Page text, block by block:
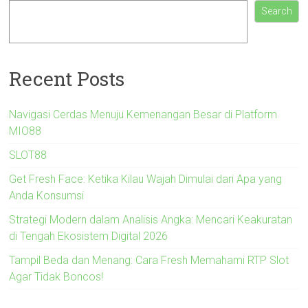
Search
Recent Posts
Navigasi Cerdas Menuju Kemenangan Besar di Platform
MIO88
SLOT88
Get Fresh Face: Ketika Kilau Wajah Dimulai dari Apa yang
Anda Konsumsi
Strategi Modern dalam Analisis Angka: Mencari Keakuratan
di Tengah Ekosistem Digital 2026
Tampil Beda dan Menang: Cara Fresh Memahami RTP Slot
Agar Tidak Boncos!